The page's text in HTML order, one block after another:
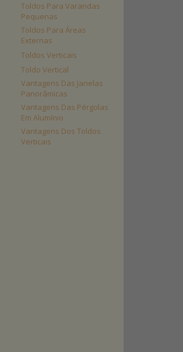
Toldos Para Varandas
Pequenas
Toldos Para Áreas
Externas
Toldos Verticais
Toldo Vertical
Vantagens Das Janelas
Panorâmicas
Vantagens Das Pérgolas
Em Alumínio
Vantagens Dos Toldos
Verticais